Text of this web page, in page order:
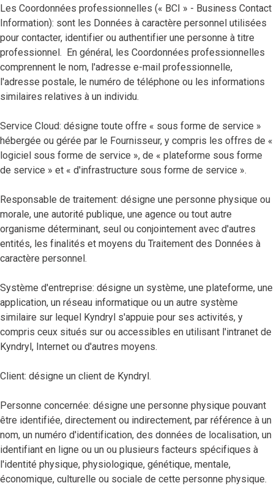
Les Coordonnées professionnelles (« BCI » - Business Contact
Information): sont les Données à caractère personnel utilisées
pour contacter, identifier ou authentifier une personne à titre
professionnel. En général, les Coordonnées professionnelles
comprennent le nom, l'adresse e-mail professionnelle,
l'adresse postale, le numéro de téléphone ou les informations
similaires relatives à un individu.
Service Cloud: désigne toute offre « sous forme de service »
hébergée ou gérée par le Fournisseur, y compris les offres de «
logiciel sous forme de service », de « plateforme sous forme
de service » et « d'infrastructure sous forme de service ».
Responsable de traitement: désigne une personne physique ou
morale, une autorité publique, une agence ou tout autre
organisme déterminant, seul ou conjointement avec d'autres
entités, les finalités et moyens du Traitement des Données à
caractère personnel.
Système d'entreprise: désigne un système, une plateforme, une
application, un réseau informatique ou un autre système
similaire sur lequel Kyndryl s'appuie pour ses activités, y
compris ceux situés sur ou accessibles en utilisant l'intranet de
Kyndryl, Internet ou d'autres moyens.
Client: désigne un client de Kyndryl.
Personne concernée: désigne une personne physique pouvant
être identifiée, directement ou indirectement, par référence à un
nom, un numéro d'identification, des données de localisation, un
identifiant en ligne ou un ou plusieurs facteurs spécifiques à
l'identité physique, physiologique, génétique, mentale,
économique, culturelle ou sociale de cette personne physique.